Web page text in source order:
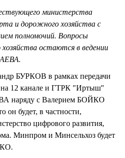
министерства
и дорожного хозяйства с
полномочий. Вопросы
остаются в ведении
БУРКОВ в рамках передачи
на 12 канале и ГТРК "Иртыш"
наряду с Валерием БОЙКО
он будет, в частности,
цифрового развития,
Минпром и Минсельхоз будет